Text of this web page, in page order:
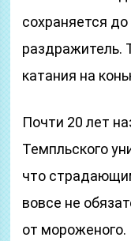
сохраняется
раздражитель.
катания на
Почти 20 лет
Темпльского
что
вовсе не
от мороженого.